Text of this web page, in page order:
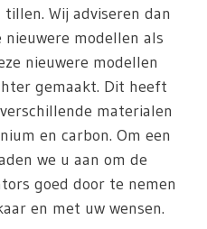
Wij adviseren dan
modellen als
nieuwere modellen
gemaakt. Dit heeft
materialen
en carbon. Om een
we u aan om de
goed door te nemen
en met uw wensen.